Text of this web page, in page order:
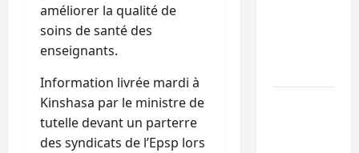
améliorer la qualité de
soins de santé des
enseignants.
Information livrée mardi à
Kinshasa par le ministre de
tutelle devant un parterre
des syndicats de l’Epsp lors